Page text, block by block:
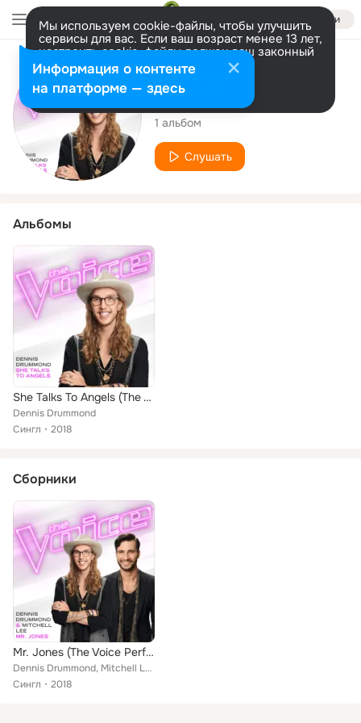
Войти
Мы используем cookie-файлы, чтобы улучшить
сервисы для вас. Если ваш возраст менее 13 лет,
настроить cookie-файлы должен ваш законный
представитель. Больше информации
Разрешить все Настроить
Исполнитель
Dennis Drummond
1 альбом
Слушать
Альбомы
She Talks To Angels (The Voice Performance)
Dennis Drummond
Сингл
2018
Сборники
Mr. Jones (The Voice Performance)
Dennis Drummond, Mitchell Lee
Сингл
2018
Информация о контенте
на платформе — здесь